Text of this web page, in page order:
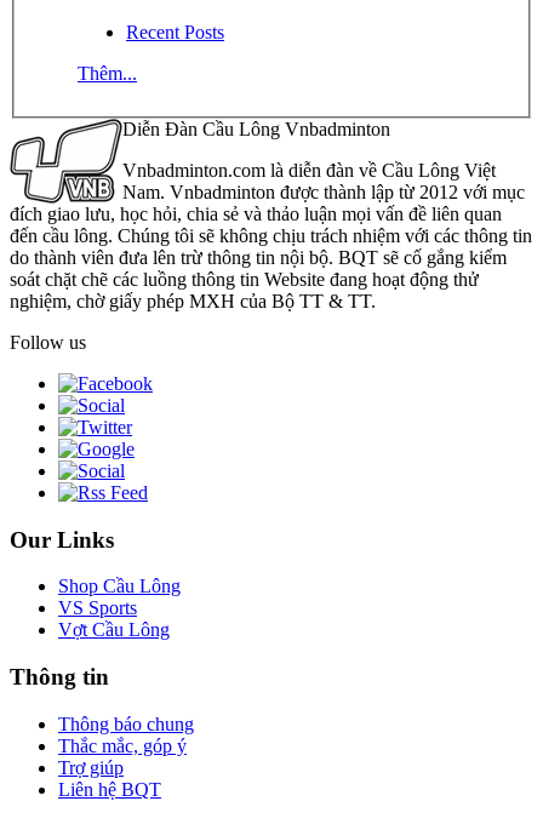
Recent Posts
Thêm...
Diễn Đàn Cầu Lông Vnbadminton
Vnbadminton.com là diễn đàn về Cầu Lông Việt
Nam. Vnbadminton được thành lập từ 2012 với mục
đích giao lưu, học hỏi, chia sẻ và thảo luận mọi vấn đề liên quan
đến cầu lông. Chúng tôi sẽ không chịu trách nhiệm với các thông tin
do thành viên đưa lên trừ thông tin nội bộ. BQT sẽ cố gắng kiểm
soát chặt chẽ các luồng thông tin Website đang hoạt động thử
nghiệm, chờ giấy phép MXH của Bộ TT & TT.
Follow us
Our Links
Shop Cầu Lông
VS Sports
Vợt Cầu Lông
Thông tin
Thông báo chung
Thắc mắc, góp ý
Trợ giúp
Liên hệ BQT